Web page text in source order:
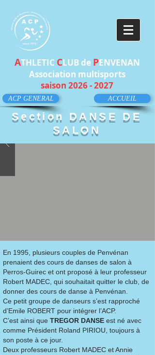
ATHLETIC CLUB de PENVENAN
Association multisports
saison 2026 - 2027
ACP GENERAL ACCUEIL
Section DANSE DE
SALON
En 1995, plusieurs couples de Penvénan
prenaient des cours de danses de salon à
Perros-Guirec et ont proposé à leur professeur
Robert MADEC, qui souhaitait quitter le club, de
donner des cours de danse à Penvénan.
Ce petit groupe de danseurs s’est rapproché
d’Emile ROBERT pour intégrer l’ACP.
C’est ainsi que TREGOR DANSE est né avec
comme Président Roland PIRIOU, toujours à
son poste à ce jour.
Deux professeurs Robert MADEC et Annie